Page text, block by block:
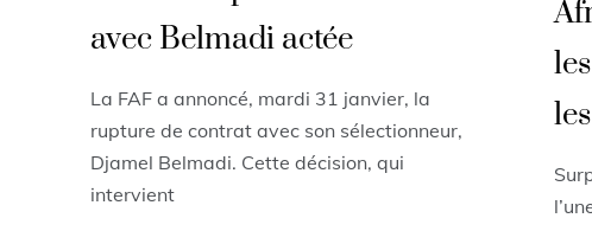
avec Belmadi actée
La FAF a annoncé, mardi 31 janvier, la
rupture de contrat avec son sélectionneur,
Djamel Belmadi. Cette décision, qui
intervient